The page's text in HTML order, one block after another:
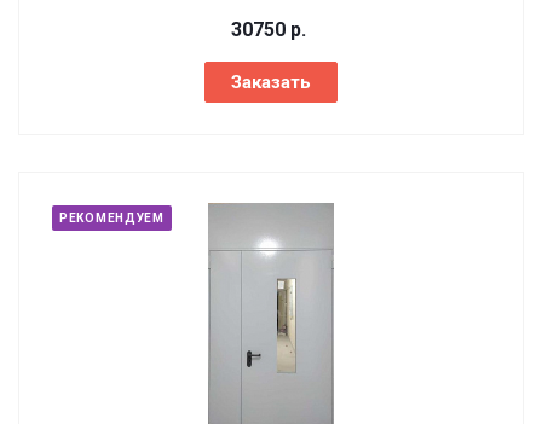
30750 р.
Заказать
РЕКОМЕНДУЕМ